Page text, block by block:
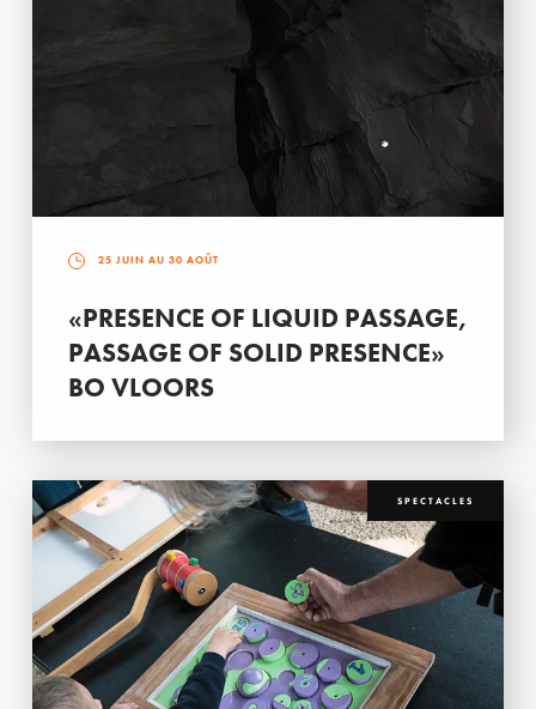
25 JUIN AU 30 AOÛT
«PRESENCE OF LIQUID PASSAGE,
PASSAGE OF SOLID PRESENCE»
BO VLOORS
SPECTACLES